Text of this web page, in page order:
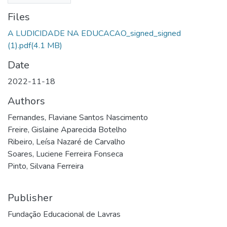
Files
A LUDICIDADE NA EDUCACAO_signed_signed
(1).pdf(4.1 MB)
Date
2022-11-18
Authors
Fernandes, Flaviane Santos Nascimento
Freire, Gislaine Aparecida Botelho
Ribeiro, Leísa Nazaré de Carvalho
Soares, Luciene Ferreira Fonseca
Pinto, Silvana Ferreira
Publisher
Fundação Educacional de Lavras